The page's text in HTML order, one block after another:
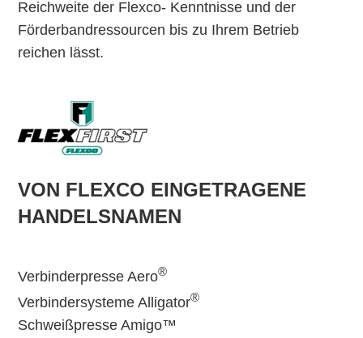
Reichweite der Flexco- Kenntnisse und der
Förderbandressourcen bis zu Ihrem Betrieb
reichen lässt.
VON FLEXCO EINGETRAGENE
HANDELSNAMEN
Verbinderpresse Aero®
Verbindersysteme Alligator®
Schweißpresse Amigo™